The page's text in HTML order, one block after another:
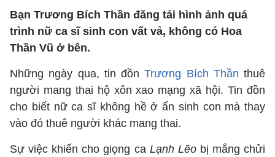
Bạn Trương Bích Thần đăng tải hình ảnh quá
trình nữ ca sĩ sinh con vất vả, không có Hoa
Thần Vũ ở bên.
Những ngày qua, tin đồnTrương Bích Thần thuê
người mang thai hộ xôn xao mạng xã hội. Tin đồn
cho biết nữ ca sĩ không hề ở ẩn sinh con mà thay
vào đó thuê người khác mang thai.
Sự việc khiến cho giọng ca Lạnh Lẽobị mắng chửi